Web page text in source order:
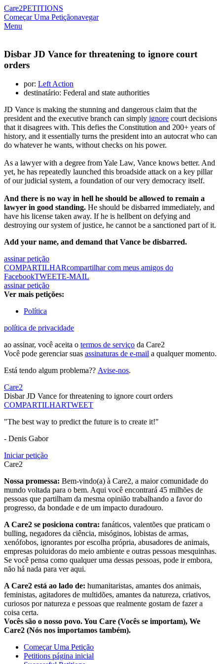
Care2PETITIONS
Começar Uma Petiçãonavegar
Menu
Disbar JD Vance for threatening to ignore court
orders
por: Left Action
destinatário: Federal and state authorities
JD Vance is making the stunning and dangerous claim that the
president and the executive branch can simply ignore court decisions
that it disagrees with. This defies the Constitution and 200+ years of
history, and it essentially turns the president into an autocrat who can
do whatever he wants, without checks on his power.
As a lawyer with a degree from Yale Law, Vance knows better. And
yet, he has repeatedly launched this broadside attack on a key pillar
of our judicial system, a foundation of our very democracy itself.
And there is no way in hell he should be allowed to remain a
lawyer in good standing. He should be disbarred immediately, and
have his license taken away. If he is hellbent on defying and
destroying our system of justice, he cannot be a sanctioned part of it.
Add your name, and demand that Vance be disbarred.
assinar petição
COMPARTILHARcompartilhar com meus amigos do
FacebookTWEETE-MAIL
assinar petição
Ver mais petições:
Política
política de privacidade
ao assinar, você aceita o termos de serviço da Care2
Você pode gerenciar suas assinaturas de e-mail a qualquer momento.
Está tendo algum problema?? Avise-nos.
Care2
Disbar JD Vance for threatening to ignore court orders
COMPARTILHARTWEET
"The best way to predict the future is to create it!"
- Denis Gabor
Iniciar petição
Care2
Nossa promessa: Bem-vindo(a) à Care2, a maior comunidade do
mundo voltada para o bem. Aqui você encontrará 45 milhões de
pessoas que partilham da mesma opinião trabalhando a favor do
progresso, da bondade e de um impacto duradouro.
A Care2 se posiciona contra: fanáticos, valentões que praticam o
bulling, negadores da ciência, misóginos, lobistas de armas,
xenófobos, ignorantes por escolha própria, abusadores de animais,
empresas poluidoras do meio ambiente e outras pessoas mesquinhas.
Se você pensa como qualquer uma dessas pessoas, pode ir embora,
não há nada para ver aqui.
A Care2 está ao lado de: humanitaristas, amantes dos animais,
feministas, agitadores de multidões, amantes da natureza, criativos,
curiosos por natureza e pessoas que realmente gostam de fazer a
coisa certa.
Vocês são o nosso povo. You Care (Vocês se importam), We
Care2 (Nós nos importamos também).
Começar Uma Petição
Petitions página inicial